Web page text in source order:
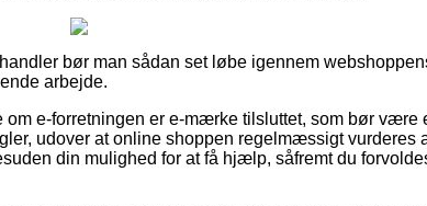
bør man sådan set løbe igennem
arbejde.
e-forretningen er e-mærke tilsluttet, som bør være
udover at online shoppen regelmæssigt vurderes
din mulighed for at få hjælp, såfremt du